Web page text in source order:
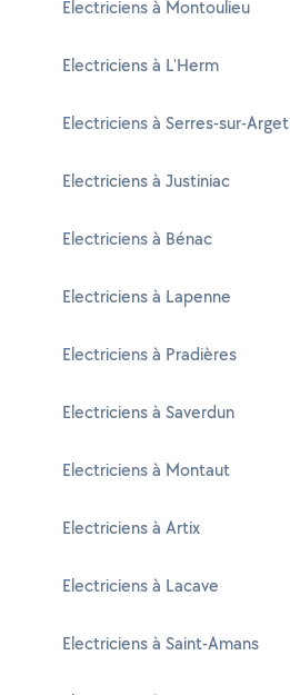
Electriciens à Montoulieu
Electriciens à L'Herm
Electriciens à Serres-sur-Arget
Electriciens à Justiniac
Electriciens à Bénac
Electriciens à Lapenne
Electriciens à Pradières
Electriciens à Saverdun
Electriciens à Montaut
Electriciens à Artix
Electriciens à Lacave
Electriciens à Saint-Amans